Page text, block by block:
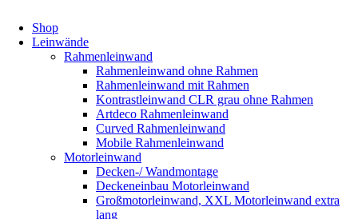
Shop
Leinwände
Rahmenleinwand
Rahmenleinwand ohne Rahmen
Rahmenleinwand mit Rahmen
Kontrastleinwand CLR grau ohne Rahmen
Artdeco Rahmenleinwand
Curved Rahmenleinwand
Mobile Rahmenleinwand
Motorleinwand
Decken-/ Wandmontage
Deckeneinbau Motorleinwand
Großmotorleinwand, XXL Motorleinwand extra
lang